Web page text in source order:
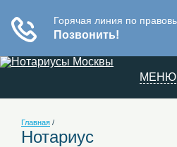
МЕНЮ
Главная /
Нотариус